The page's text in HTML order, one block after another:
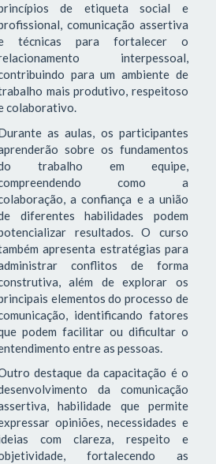
de etiqueta social e
comunicação assertiva
técnicas para fortalecer o
interpessoal,
para um ambiente de
mais produtivo, respeitoso
colaborativo.
as aulas, os participantes
sobre os fundamentos
trabalho em equipe,
como a
a confiança e a união
diferentes habilidades podem
resultados. O curso
apresenta estratégias para
conflitos de forma
além de explorar os
elementos do processo de
identificando fatores
podem facilitar ou dificultar o
entre as pessoas.
destaque da capacitação é o
da comunicação
habilidade que permite
opiniões, necessidades e
com clareza, respeito e
fortalecendo as